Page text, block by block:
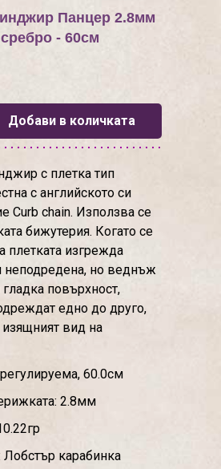
Панцер 2.8мм
- 60см
Добави в количката
с плетка тип
с английското си
Curb chain. Използва се
бижутерия. Когато се
плетката изгрежда
неподредена, но веднъж
повърхност,
едно до друго,
вид на
60.0см
2.8мм
Лобстър карабинка